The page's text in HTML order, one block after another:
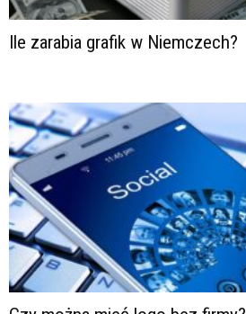
Ile zarabia grafik w Niemczech?